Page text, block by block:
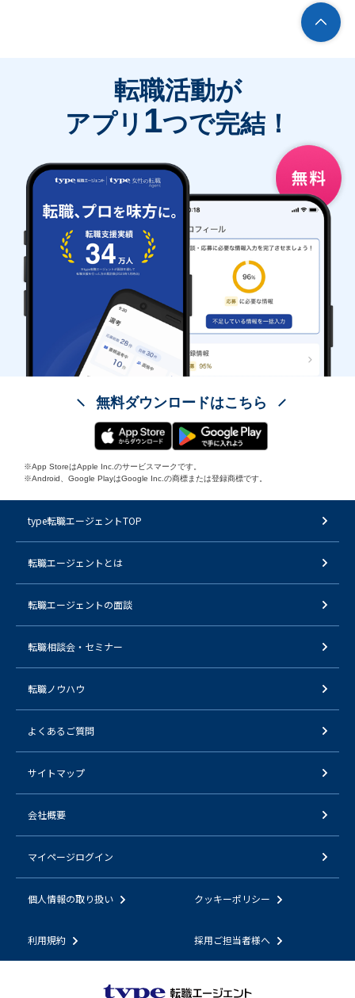
転職活動が
アプリ 1つで完結！
無料ダウンロードはこちら
※App StoreはApple Inc.のサービスマークです。
※Android、Google PlayはGoogle Inc.の商標または登録商標です。
type転職エージェントTOP
転職エージェントとは
転職エージェントの面談
転職相談会・セミナー
転職ノウハウ
よくあるご質問
サイトマップ
会社概要
マイページログイン
個人情報の取り扱い クッキーポリシー
利用規約 採用ご担当者様へ